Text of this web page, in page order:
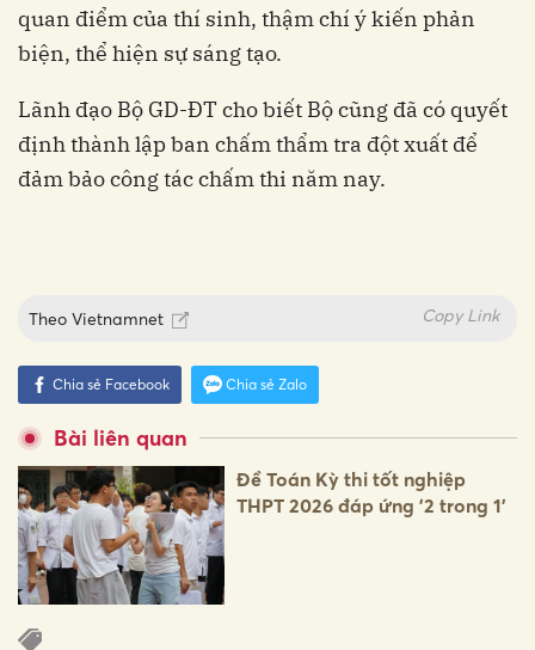
quan điểm của thí sinh, thậm chí ý kiến phản
biện, thể hiện sự sáng tạo.
Lãnh đạo Bộ GD-ĐT cho biết Bộ cũng đã có quyết
định thành lập ban chấm thẩm tra đột xuất để
đảm bảo công tác chấm thi năm nay.
Theo Vietnamnet Copy Link
Chia sẻ Facebook Chia sẻ Zalo
Bài liên quan
Đề Toán Kỳ thi tốt nghiệp
THPT 2026 đáp ứng '2 trong 1'